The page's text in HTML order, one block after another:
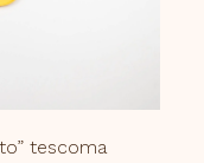
tescoma